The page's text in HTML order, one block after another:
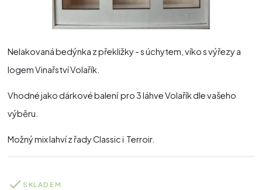
Nelakovaná bedýnka z překližky - s úchytem, víko s výřezy a
logem Vinařství Volařík.
Vhodné jako dárkové balení pro 3 láhve Volařík dle vašeho
výběru.
Možný mix lahví z řady Classic i Terroir.
SKLADEM